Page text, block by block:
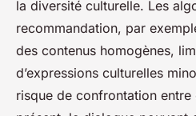
la diversité culturelle. Les
recommandation, par
des contenus homogènes,
d’expressions culturelles
risque de confrontation entre